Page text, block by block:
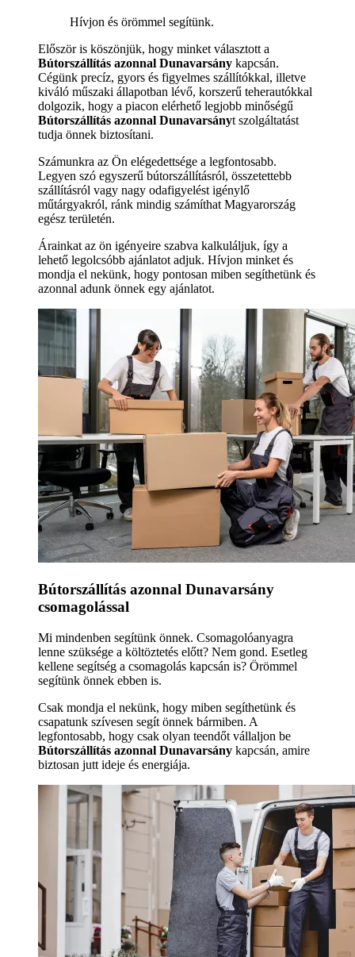
Hívjon és örömmel segítünk.
Először is köszönjük, hogy minket választott a
Bútorszállítás azonnal Dunavarsány kapcsán.
Cégünk precíz, gyors és figyelmes szállítókkal, illetve
kiváló műszaki állapotban lévő, korszerű teherautókkal
dolgozik, hogy a piacon elérhető legjobb minőségű
Bútorszállítás azonnal Dunavarsányt szolgáltatást
tudja önnek biztosítani.
Számunkra az Ön elégedettsége a legfontosabb.
Legyen szó egyszerű bútorszállításról, összetettebb
szállításról vagy nagy odafigyelést igénylő
műtárgyakról, ránk mindig számíthat Magyarország
egész területén.
Árainkat az ön igényeire szabva kalkuláljuk, így a
lehető legolcsóbb ajánlatot adjuk. Hívjon minket és
mondja el nekünk, hogy pontosan miben segíthetünk és
azonnal adunk önnek egy ajánlatot.
Bútorszállítás azonnal Dunavarsány
csomagolással
Mi mindenben segítünk önnek. Csomagolóanyagra
lenne szüksége a költöztetés előtt? Nem gond. Esetleg
kellene segítség a csomagolás kapcsán is? Örömmel
segítünk önnek ebben is.
Csak mondja el nekünk, hogy miben segíthetünk és
csapatunk szívesen segít önnek bármiben. A
legfontosabb, hogy csak olyan teendőt vállaljon be
Bútorszállítás azonnal Dunavarsány kapcsán, amire
biztosan jutt ideje és energiája.